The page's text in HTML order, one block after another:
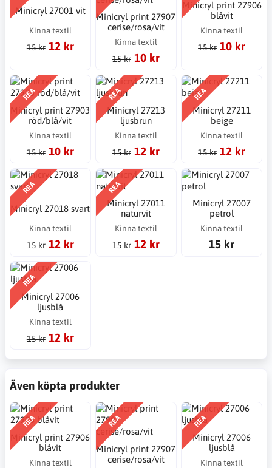
Minicryl 27001 vit
Kinna textil
15 kr 12 kr
Minicryl print 27907
cerise/rosa/vit
Kinna textil
15 kr 10 kr
Minicryl print 27906
blåvit
Kinna textil
15 kr 10 kr
REA
Minicryl print 27903
röd/blå/vit
Kinna textil
15 kr 10 kr
REA
Minicryl 27213
ljusbrun
Kinna textil
15 kr 12 kr
REA
Minicryl 27211
beige
Kinna textil
15 kr 12 kr
REA
Minicryl 27018 svart
Kinna textil
15 kr 12 kr
REA
Minicryl 27011
naturvit
Kinna textil
15 kr 12 kr
Minicryl 27007
petrol
Kinna textil
15 kr
REA
Minicryl 27006
ljusblå
Kinna textil
15 kr 12 kr
Även köpta produkter
REA
Minicryl print 27906
blåvit
Kinna textil
REA
Minicryl print 27907
cerise/rosa/vit
REA
Minicryl 27006
ljusblå
Kinna textil